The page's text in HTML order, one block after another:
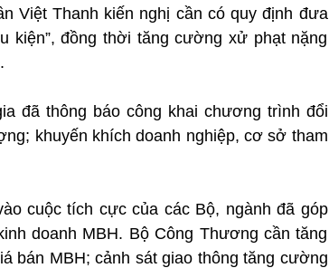
Việt Thanh kiến nghị cần có quy định đưa
kiện”, đồng thời tăng cường xử phạt nặng
đã thông báo công khai chương trình đổi
khuyến khích doanh nghiệp, cơ sở tham
cuộc tích cực của các Bộ, ngành đã góp
doanh MBH. Bộ Công Thương cần tăng
bán MBH; cảnh sát giao thông tăng cường